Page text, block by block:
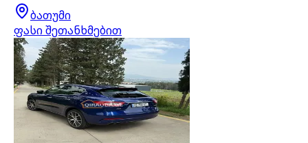
ბათუმი
ფასი შეთანხმებით